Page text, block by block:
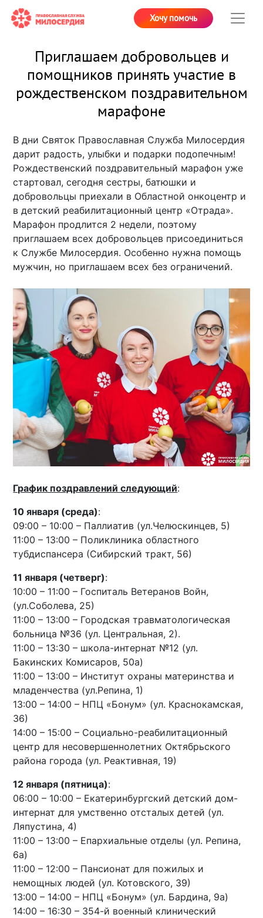
Хочу помочь
Приглашаем добровольцев и
помощников принять участие в
рождественском поздравительном
марафоне
В дни Святок Православная Служба Милосердия
дарит радость, улыбки и подарки подопечным!
Рождественский поздравительный марафон уже
стартовал, сегодня сестры, батюшки и
добровольцы приехали в Областной онкоцентр и
в детский реабилитационный центр «Отрада».
Марафон продлится 2 недели, поэтому
приглашаем всех добровольцев присоединиться
к Службе Милосердия. Особенно нужна помощь
мужчин, но приглашаем всех без ограничений.
График поздравлений следующий:
10 января (среда):
09:00 – 10:00 – Паллиатив (ул.Челюскинцев, 5)
11:00 – 13:00 – Поликлиника областного
тубдиспансера (Сибирский тракт, 56)
11 января (четверг):
10:00 – 11:00 – Госпиталь Ветеранов Войн,
(ул.Соболева, 25)
11:00 – 13:00 – Городская травматологическая
больница №36 (ул. Центральная, 2).
11:00 – 13:30 – школа-интернат №12 (ул.
Бакинских Комисаров, 50а)
11:00 – 13:00 – Институт охраны материнства и
младенчества (ул.Репина, 1)
13:00 – 14:00 – НПЦ «Бонум» (ул. Краснокамская,
36)
14:00 – 15:00 – Социально-реабилитационный
центр для несовершеннолетних Октябрьского
района города (ул. Реактивная, 19)
12 января (пятница):
06:00 – 10:00 – Екатеринбургский детский дом-
интернат для умственно отсталых детей (ул.
Ляпустина, 4)
11:00 – 13:00 – Епархиальные отделы (ул. Репина,
6а)
11:00 – 12:00 – Пансионат для пожилых и
немощных людей (ул. Котовского, 39)
13:00 – 14:00 – НПЦ «Бонум» (ул. Бардина, 9а)
14:00 – 16:30 – 354-й военный клинический